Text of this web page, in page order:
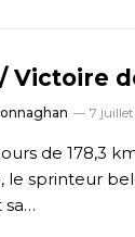
/ Victoire
7
de 178,3
le sprinteur
sa…